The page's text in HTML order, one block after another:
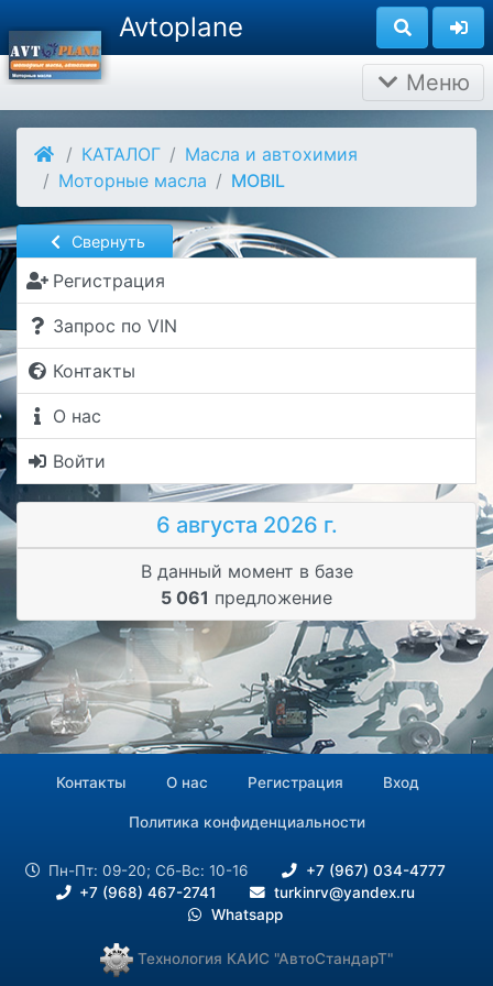
Avtoplane
Меню
Свернуть
Регистрация
Запрос по VIN
Контакты
О нас
Войти
6 августа 2026 г.
В данный момент в базе
5 061 предложение
КАТАЛОГ
Масла и автохимия
Моторные масла
MOBIL
Контакты О нас Регистрация Вход
Политика конфиденциальности
Пн-Пт: 09-20; Сб-Вс: 10-16
+7 (967) 034-4777
+7 (968) 467-2741
turkinrv@yandex.ru
Whatsapp
Технология КАИС "АвтоСтандарТ"